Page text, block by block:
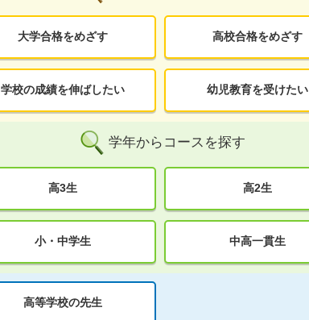
大学合格をめざす 高校合格をめざす
学校の成績を伸ばしたい 幼児教育を受けたい
学年からコースを探す
高3生 高2生
小・中学生 中高一貫生
高等学校の先生